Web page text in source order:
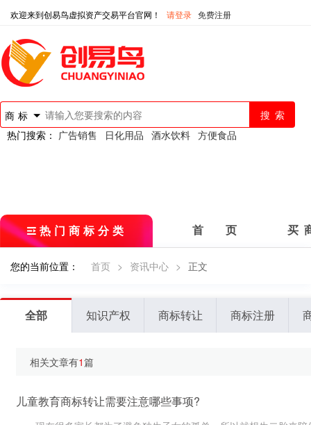
欢迎来到创易鸟虚拟资产交易平台官网！ 请登录 免费注册
商标
热门搜索： 广告销售 日化用品 酒水饮料 方便食品
热门商标分类 首 页 买
您的当前位置： 首页 > 资讯中心 > 正文
全部 知识产权 商标转让 商标注册
相关文章有1篇
儿童教育商标转让需要注意哪些事项?